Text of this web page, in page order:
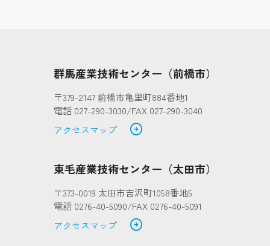
群馬産業技術センター（前橋市）
〒379-2147 前橋市亀里町884番地1
電話 027-290-3030/FAX 027-290-3040
アクセスマップ
arrow_circle_right
東毛産業技術センター（太田市）
〒373-0019 太田市吉沢町1058番地5
電話 0276-40-5090/FAX 0276-40-5091
アクセスマップ
arrow_circle_right